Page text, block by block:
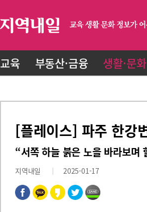
교육 부동산·금융 생활·문화
[플레이스] 파주 한강
“서쪽 하늘 붉은 노을 바라보며
지역내일 2025-01-17